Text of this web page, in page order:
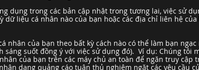
dụng trong các bản cập nhật trong tương lai, việc sử
liệu cá nhân nào của bạn hoặc các địa chỉ liên hệ của
nhân của bạn theo bất kỳ cách nào có thể làm bạn
suốt đồng ý với việc sử dụng đó). Ví dụ: Chúng tôi
của bạn trên các máy chủ an toàn để ngăn truy cập
dạng quảng cáo tuân thủ nghiêm ngặt các yêu cầu